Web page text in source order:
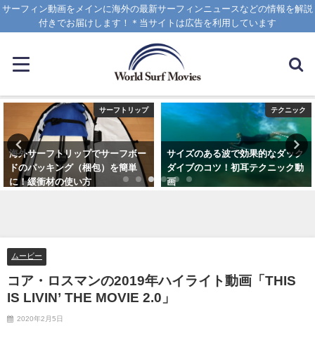
サーフィン動画をメインに海外の最新サーフィンニュースなどの情報を解説
付きでお届けします！＊当サイトは広告を利用しています
サーフトリップ
海外サーフトリップでサーフボー
ドのパッキング（梱包）を簡単
に！緩衝材の使い方
テクニック
サイズのある波で効果的なダック
ダイブのコツ！初耳テクニック動
画
ムービー
コア・ロスマンの2019年ハイライト動画「THIS
IS LIVIN’ THE MOVIE 2.0」
2020年2月5日